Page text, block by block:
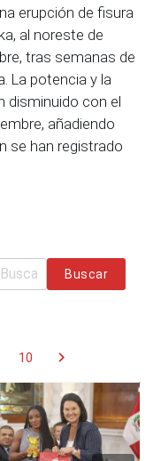
erupción de fisura
al noreste de
tras semanas de
La potencia y la
disminuido con el
añadiendo
se han registrado
Buscar
10 chevron_right